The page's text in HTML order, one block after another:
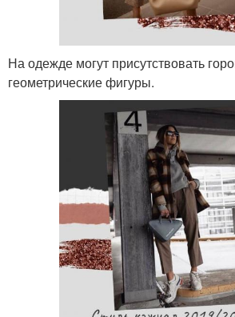
На одежде могут присутствовать
геометрические фигуры.